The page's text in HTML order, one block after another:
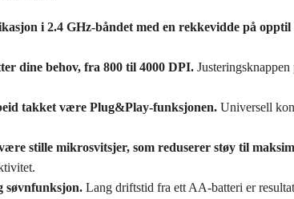
i 2.4 GHz-båndet med en rekkevidde på opptil
dine behov, fra 800 til 4000 DPI.Justeringsknappen
takket være Plug&Play-funksjonen.Universell
stille mikrosvitsjer, som reduserer støy til
søvnfunksjon.Lang driftstid fra ett AA-batteri er